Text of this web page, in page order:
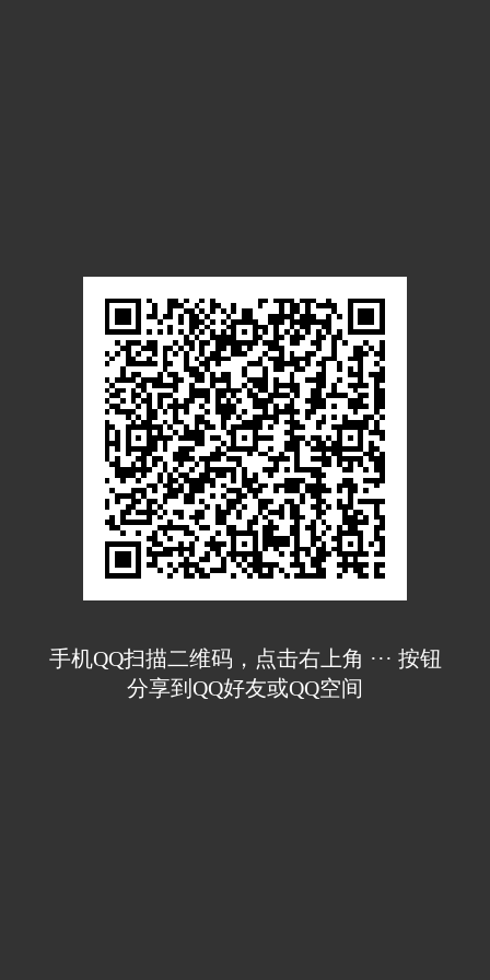
手机QQ扫描二维码，点击右上角 ··· 按钮
分享到QQ好友或QQ空间